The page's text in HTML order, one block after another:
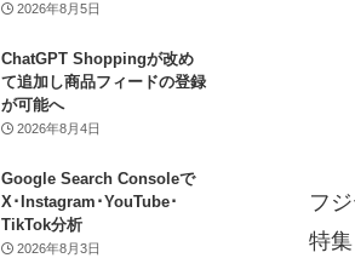
フ
特
2026年8月5日
ChatGPT Shoppingが改め
て追加し商品フィードの登録
が可能へ
2026年8月4日
Google Search Consoleで
X･Instagram･YouTube･
TikTok分析
2026年8月3日